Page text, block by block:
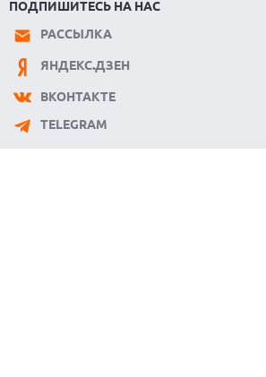
ПОДПИШИТЕСЬ НА НАС
РАССЫЛКА
ЯНДЕКС.ДЗЕН
ВКОНТАКТЕ
TELEGRAM